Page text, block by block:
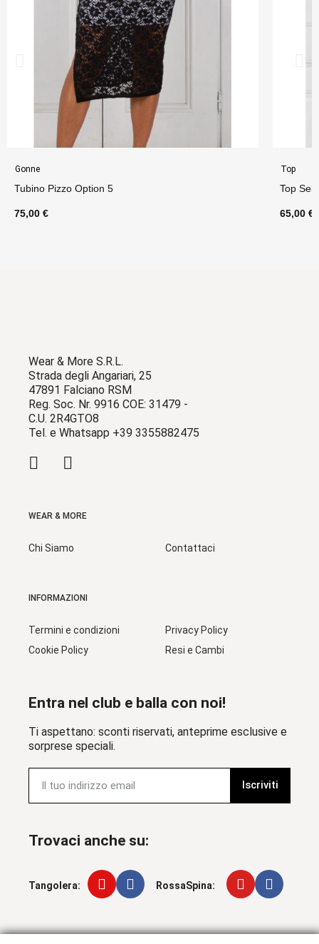
Gonne
Tubino Pizzo Option 5
75,00 €
Top
Top
65,00 €
Wear & More S.R.L.
Strada degli Angariari, 25
47891 Falciano RSM
Reg. Soc. Nr. 9916 COE: 31479 -
C.U. 2R4GTO8
Tel. e Whatsapp +39 3355882475
WEAR & MORE
Chi Siamo Contattaci
INFORMAZIONI
Termini e condizioni
Cookie Policy
Privacy Policy
Resi e Cambi
Entra nel club e balla con noi!
Ti aspettano: sconti riservati, anteprime esclusive e
sorprese speciali.
Iscriviti
Trovaci anche su:
Tangolera: RossaSpina: